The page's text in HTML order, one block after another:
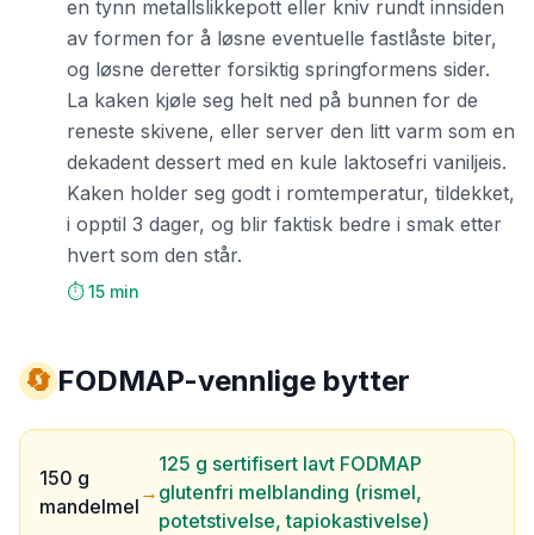
en tynn metallslikkepott eller kniv rundt innsiden
av formen for å løsne eventuelle fastlåste biter,
og løsne deretter forsiktig springformens sider.
La kaken kjøle seg helt ned på bunnen for de
reneste skivene, eller server den litt varm som en
dekadent dessert med en kule laktosefri vaniljeis.
Kaken holder seg godt i romtemperatur, tildekket,
i opptil 3 dager, og blir faktisk bedre i smak etter
hvert som den står.
⏱️ 15 min
🔄 FODMAP-vennlige bytter
150 g
mandelmel
→
125 g sertifisert lavt FODMAP
glutenfri melblanding (rismel,
potetstivelse, tapiokastivelse)